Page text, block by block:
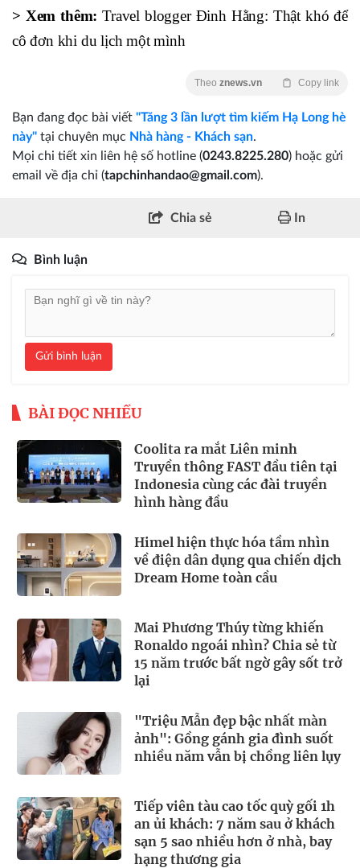
> Xem thêm:Travel blogger Đinh Hằng: Thật khó để
cô đơn khi du lịch một mình
Theo znews.vn Copy link
Bạn đang đọc bài viết "Tăng 3 lần lượt tìm kiếm Hạ Long hè
này" tại chuyên mục Nhà hàng - Khách sạn.
Mọi chi tiết xin liên hệ số hotline (0243.8225.280) hoặc gửi
email về địa chỉ (tapchinhandao@gmail.com).
Chia sẻ In
Bình luận
Gửi bình luận
BÀI ĐỌC NHIỀU
Coolita ra mắt Liên minh
Truyền thông FAST đầu tiên tại
Indonesia cùng các đài truyền
hình hàng đầu
Himel hiện thực hóa tầm nhìn
về điện dân dụng qua chiến dịch
Dream Home toàn cầu
Mai Phương Thúy từng khiến
Ronaldo ngoái nhìn? Chia sẻ từ
15 năm trước bất ngờ gây sốt trở
lại
"Triệu Mẫn đẹp bậc nhất màn
ảnh": Gồng gánh gia đình suốt
nhiều năm vẫn bị chồng liên lụy
Tiếp viên tàu cao tốc quỳ gối 1h
an ủi khách: 7 năm sau ở khách
sạn 5 sao nhiều hơn ở nhà, bay
hạng thương gia